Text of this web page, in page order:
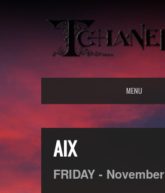
MENU
AIX
FRIDAY - November